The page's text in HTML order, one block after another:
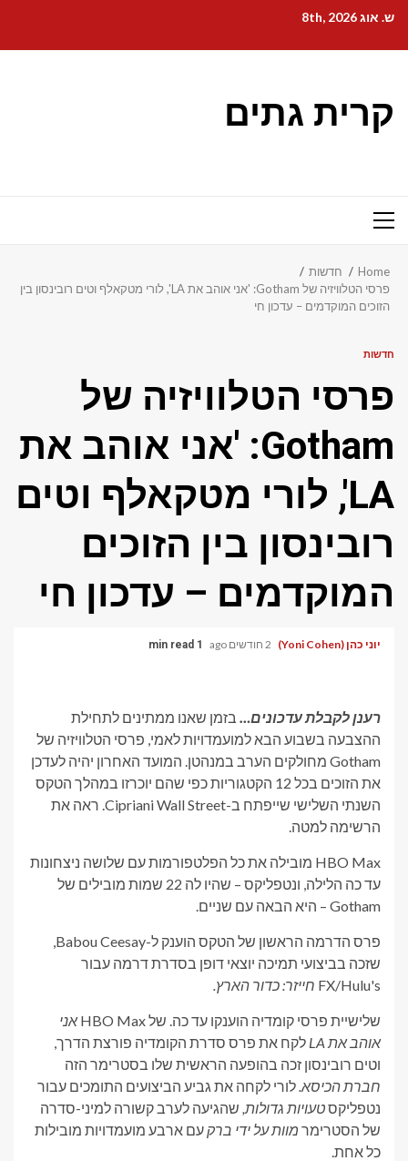
content
ש. אוג 8th, 2026
קרית גתים
Primary
Home
חדשות
פרסי הטלוויזיה של Gotham: 'אני אוהב את LA', לורי מטקאלף וטים רובינסון בין
הזוכים המוקדמים – עדכון חי
חדשות
פרסי הטלוויזיה של
Gotham: 'אני אוהב את
LA', לורי מטקאלף וטים
רובינסון בין הזוכים
המוקדמים – עדכון חי
יוני כהן (Yoni Cohen) 2 חודשים ago 1 min read
רענן לקבלת עדכונים… בזמן שאנו ממתינים לתחילת
ההצבעה בשבוע הבא למועמדויות לאמי, פרסי הטלוויזיה של
Gotham מחולקים הערב במנהטן. המועד האחרון יהיה לעדכן
את הזוכים בכל 12 הקטגוריות כפי שהם יוכרזו במהלך הטקס
השנתי השלישי שייפתח ב-Cipriani Wall Street. ראה את
הרשימה למטה.
HBO Max מובילה את כל הפלטפורמות עם שלושה ניצחונות
עד כה הלילה, ונטפליקס – שהיו לה 22 שמות מובילים של
Gotham – היא הבאה עם שניים.
פרס הדרמה הראשון של הטקס הוענק ל-Babou Ceesay,
שזכה בביצועי תמיכה יוצאי דופן בסדרת דרמה עבור
FX/Hulu's חייזר: כדור הארץ.
שלישיית פרסי קומדיה הוענקו עד כה. של HBO Max
אני
אוהב את LA
לקח את פרס סדרת הקומדיה פורצת הדרך,
וטים רובינסון זכה בהופעה הראשית שלו בסטרימר הזה
חברת הכיסא.לורי לקחה את גביע הביצועים התומכים עבור
נטפליקסטעויות גדולות, שהגיעה לערב קשורה למיני-סדרה
של הסטרימר מוות על ידי ברקעם ארבע מועמדויות מובילות
כל אחת.